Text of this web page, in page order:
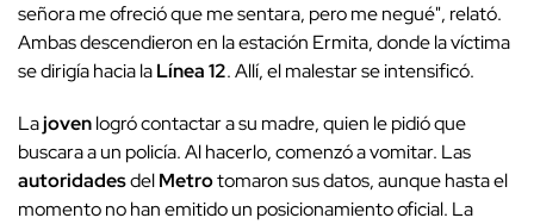
señora me ofreció que me sentara, pero me negué", relató.
Ambas descendieron en la estación Ermita, donde la víctima
se dirigía hacia laLínea 12. Allí, el malestar se intensificó.
Lajovenlogró contactar a su madre, quien le pidió que
buscara a un policía. Al hacerlo, comenzó a vomitar. Las
autoridadesdelMetrotomaron sus datos, aunque hasta el
momento no han emitido un posicionamiento oficial. La